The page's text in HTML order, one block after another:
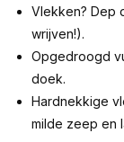
Vlekken? Dep
wrijven!).
Opgedroogd
doek.
Hardnekkige
milde zeep en